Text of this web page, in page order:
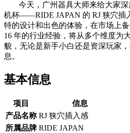
今天，广州器具大师来给大家
机杯——RIDE JAPAN 的 RJ 狭穴插
特的设计和出色的体验，在市场上
16 年的行业经验，将从多个维度为
貌，无论是新手小白还是资深玩家
息。
基本信息
项目
信息
产品名称 RJ 狭穴插入感
所属品牌 RIDE JAPAN